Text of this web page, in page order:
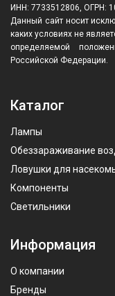
ИНН: 7733512806, ОГРН:
Данный сайт носит
каких условиях не
определяемой
Российской Федерации.
Каталог
Лампы
Обеззараживание
Ловушки для
Компоненты
Светильники
Информация
О компании
Бренды